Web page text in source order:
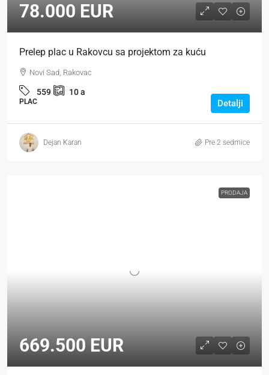
78.000 EUR
Prelep plac u Rakovcu sa projektom za kuću
Novi Sad, Rakovac
559 10a
PLAC Detalji
Dejan Karan Pre 2 sedmice
PRODAJA
669.500 EUR